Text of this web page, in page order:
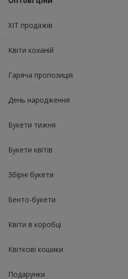
ХІТ продажів
Квіти коханій
Гаряча пропозиція
День народження
Букети тижня
Букети квітів
Збірні букети
Бенто-букети
Квіти в коробці
Квіткові кошики
Подарунки